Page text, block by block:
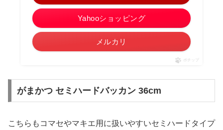
Yahooショッピング
メルカリ
ポチップ
がまかつ セミハードバッカン 36cm
こちらもコマセやマキエ用に扱いやすいセミハードタイプ